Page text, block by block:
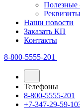
Полезные
Наши новости
Заказать КП
Контакты
8-800-5555-201
Телефоны
8-800-5555-201
+7-347-29-59-